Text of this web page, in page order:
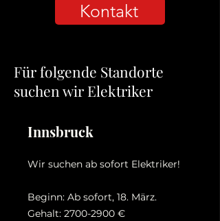
Kontakt
Für folgende Standorte
suchen wir Elektriker
Innsbruck
Wir suchen ab sofort Elektriker!
Beginn: Ab sofort, 18. März.
Gehalt: 2700-2900 €